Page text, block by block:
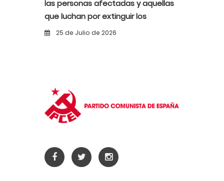
las personas afectadas y aquellas
que luchan por extinguir los
incendios
25 de Julio de 2026